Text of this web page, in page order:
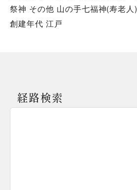
祭神 その他 山の手七福神(寿老人)
創建年代 江戸
経路検索